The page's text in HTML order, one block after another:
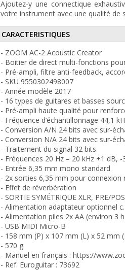
Ajoutez-y une connectique
votre instrument avec une qualité de
CARACTERISTIQUES
- ZOOM AC-2 Acoustic Creator
- Boitier de direct multi-fonctions
- Pré-ampli, filtre anti-feedback,
- SKU 9550302498007
- Année modèle 2017
- 16 types de guitares et basses
- Pré-ampli haute qualité pour
- Fréquence d’échantillonnage 44,1
- Conversion A/N 24 bits avec sur-
- Conversion N/A 24 bits avec sur-
- Traitement du signal 32 bits
- Fréquences 20 Hz – 20 kHz +1 dB,
- Entrée 6,35 mm mono standard
- 2x sorties 6,35 mm pour
- Effet de réverbération
- SORTIE SYMÉTRIQUE XLR, PRE/
- Alimentation adaptateur optionnel
- Alimentation piles 2x AA (environ 3
- USB MIDI Micro-B
- 158 mm (P) x 107 mm (L) x 52 mm
- 570 g
- Manuel en français : https://
- Ref. Euroguitar : 73692